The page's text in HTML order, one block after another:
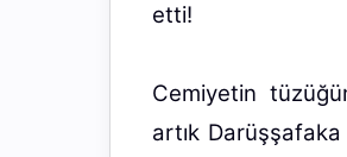
etti!
Cemiyetin
artık